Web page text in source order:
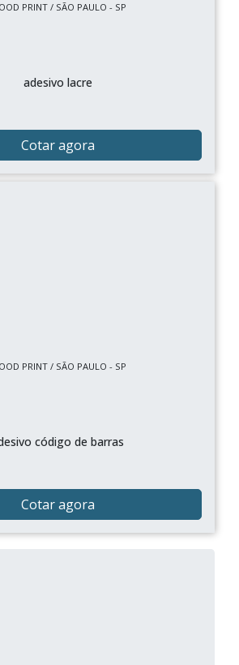
PRINT / SÃO PAULO - SP
adesivo lacre
Cotar agora
PRINT / SÃO PAULO - SP
código de barras
Cotar agora